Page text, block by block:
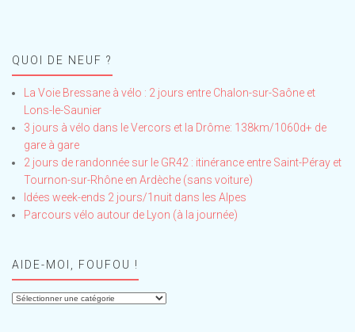
QUOI DE NEUF ?
La Voie Bressane à vélo : 2 jours entre Chalon-sur-Saône et
Lons-le-Saunier
3 jours à vélo dans le Vercors et la Drôme: 138km/1060d+ de
gare à gare
2 jours de randonnée sur le GR42 : itinérance entre Saint-Péray et
Tournon-sur-Rhône en Ardèche (sans voiture)
Idées week-ends 2 jours/1nuit dans les Alpes
Parcours vélo autour de Lyon (à la journée)
AIDE-MOI, FOUFOU !
Aide-